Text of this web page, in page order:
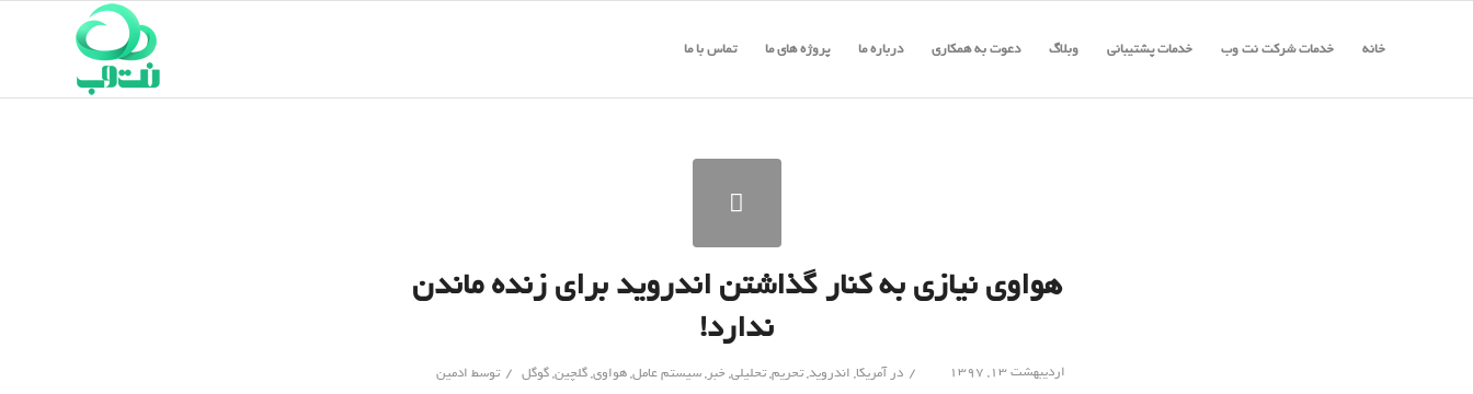
خانه خدمات شرکت نت وب خدمات پشتیبانی وبلاگ دعوت به همکاری درباره ما پروژه های ما تماس با ما
هواوی نیازی به کنار گذاشتن اندروید برای زنده ماندن
ندارد!
اردیبهشت ۱۳, ۱۳۹۷ / درآمریکا, اندروید,تحریم,تحلیلی,خبر,سیستم عامل,هواوی,گلچین,گوگل / توسط ادمین